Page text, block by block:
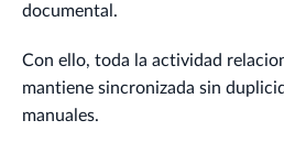
documental.
Con ello, toda la actividad
mantiene sincronizada sin
manuales.